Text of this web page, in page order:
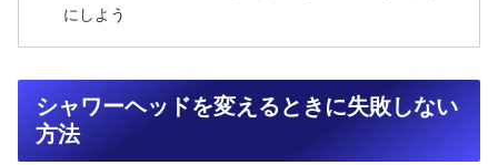
にしよう
シャワーヘッドを変えるときに失敗しない
方法